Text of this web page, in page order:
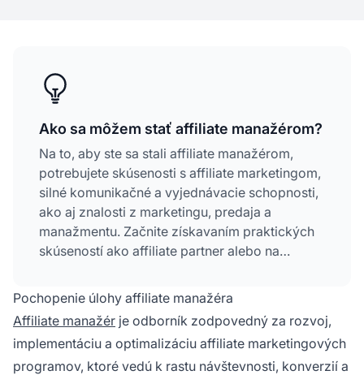
Ako sa môžem stať affiliate manažérom?
Na to, aby ste sa stali affiliate manažérom,
potrebujete skúsenosti s affiliate marketingom,
silné komunikačné a vyjednávacie schopnosti,
ako aj znalosti z marketingu, predaja a
manažmentu. Začnite získavaním praktických
skúseností ako affiliate partner alebo na
rozvíjajte analytické a vzťahové zručnosti,
naučte sa pracovať s affiliate manažérskymi
platformami a získajte relevantné certifikáty,
aby ste posunuli svoju kariéru vpred.
Pochopenie úlohy affiliate manažéra
Affiliate manažér je odborník zodpovedný za rozvoj,
implementáciu a optimalizáciu affiliate marketingových
programov, ktoré vedú k rastu návštevnosti, konverzií a